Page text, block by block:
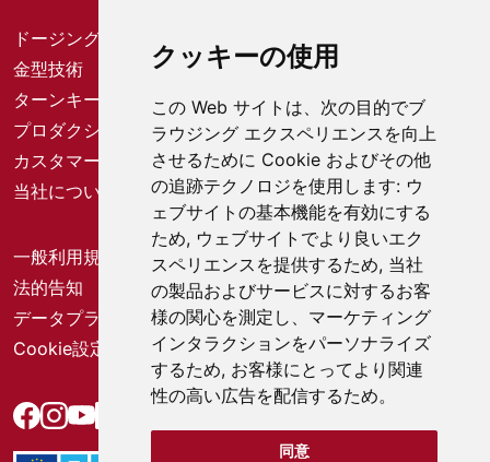
クッキーの使用
この Web サイトは、次の目的でブ
ラウジング エクスペリエンスを向上
させるために Cookie およびその他
の追跡テクノロジを使用します: ウ
ェブサイトの基本機能を有効にする
ため, ウェブサイトでより良いエク
スペリエンスを提供するため, 当社
の製品およびサービスに対するお客
様の関心を測定し、マーケティング
インタラクションをパーソナライズ
するため, お客様にとってより関連
性の高い広告を配信するため。
同意
ドージングシステム
金型技術
ターンキーソリューション
プロダクションソリューション
カスタマーサービスセンター
当社について
一般利用規約
法的告知
データプライバシー
Cookie設定